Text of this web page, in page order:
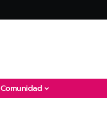
Comunidad